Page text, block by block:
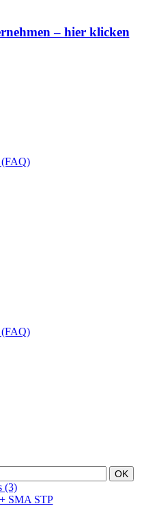
– hier klicken
(FAQ)
(FAQ)
(3)